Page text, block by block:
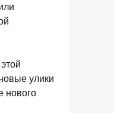
улики
нового